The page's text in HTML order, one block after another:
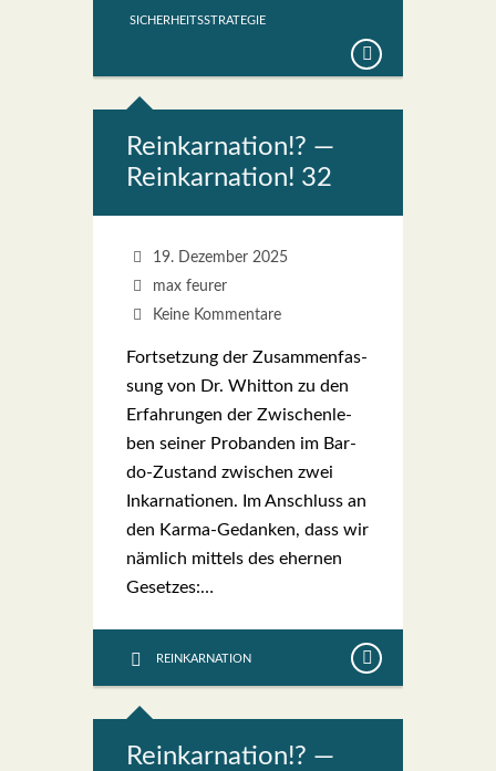
SICHERHEITSSTRATEGIE
Reinkar­na­ti­on!? —
Reinkar­na­ti­on! 32
19. Dezember 2025
max feurer
Keine Kommentare
Fort­set­zung der Zusam­men­fas­
sung von Dr. Whit­ton zu den
Erfah­run­gen der Zwi­schen­le­
ben sei­ner Pro­ban­den im Bar­­
do-Zustand zwi­schen zwei
Inkar­na­tio­nen. Im Anschluss an
den Kar­­ma-Gedan­ken, dass wir
näm­lich mit­tels des eher­nen
Geset­zes:…
REINKARNATION
Reinkar­na­ti­on!? —